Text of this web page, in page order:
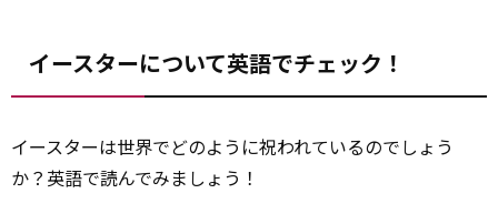
イースターについて英語でチェック！
イースターは世界でどのように祝われているのでしょう
か？英語で読んでみましょう！